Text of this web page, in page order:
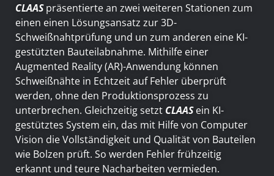
CLAASpräsentierte an zwei weiteren Stationen zum
einen einen Lösungsansatz zur 3D-
Schweißnahtprüfung und un zum anderen eine KI-
gestützten Bauteilabnahme. Mithilfe einer
Augmented Reality (AR)-Anwendung können
Schweißnähte in Echtzeit auf Fehler überprüft
werden, ohne den Produktionsprozess zu
unterbrechen. Gleichzeitig setzt CLAASein KI-
gestütztes System ein, das mit Hilfe von Computer
Vision die Vollständigkeit und Qualität von Bauteilen
wie Bolzen prüft. So werden Fehler frühzeitig
erkannt und teure Nacharbeiten vermieden.